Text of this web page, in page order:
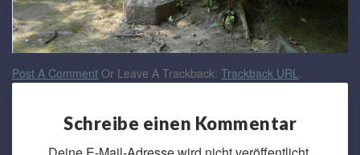
Post A Comment Or Leave A Trackback: Trackback URL
Schreibe einen Kommentar